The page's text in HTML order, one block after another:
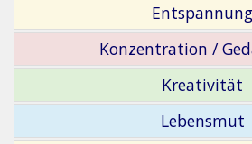
Entspannung
Konzentration /
Kreativität
Lebensmut